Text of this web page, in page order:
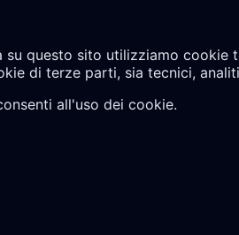
su questo sito utilizziamo cookie
di terze parti, sia tecnici,
all'uso dei cookie.